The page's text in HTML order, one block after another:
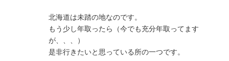
北海道は未踏の地なのです。
もう少し年取ったら（今でも充分年取ってます
が、、、）
是非行きたいと思っている所の一つです。